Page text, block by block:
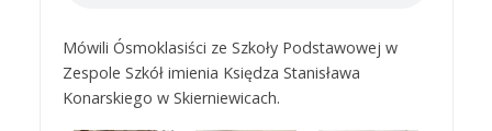
Mówili Ósmoklasiści ze Szkoły Podstawowej w
Zespole Szkół imienia Księdza Stanisława
Konarskiego w Skierniewicach.